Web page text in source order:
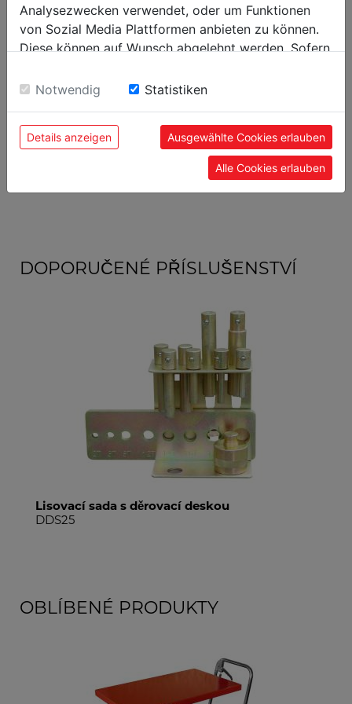
Přepravní rozměry
Výška balení [mm]
145
Délka balení [mm]
Obecné údaje
9120039902036
DOPORUČENÉ PŘÍSLUŠENSTVÍ
Lisovací sada s děrovací deskou
DDS25
OBLÍBENÉ PRODUKTY
Analysezwecken verwendet, oder um Funktionen
von Sozial Media Plattformen anbieten zu können.
Diese können auf Wunsch abgelehnt werden. Sofern
Einwilligung zu unseren Cookies.
Notwendig Statistiken
Details anzeigen Ausgewählte Cookies erlauben
Alle Cookies erlauben